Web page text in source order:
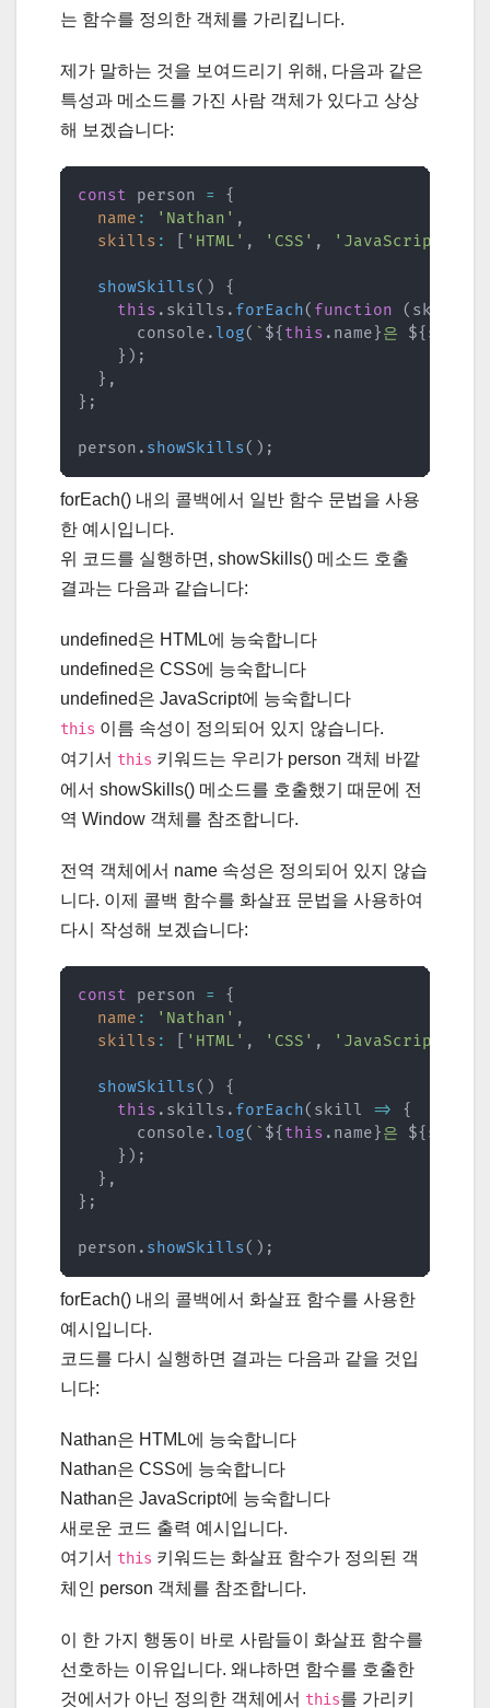
는 함수를 정의한 객체를 가리킵니다.
제가 말하는 것을 보여드리기 위해, 다음과 같은
특성과 메소드를 가진 사람 객체가 있다고 상상
해 보겠습니다:
const person =
{
name : 'Nathan' ,
skills : 'HTML' , 'CSS' , 'JavaScript'
showSkills( )
{
this . skills . forEach( function ( skill
      console
.log( ` ${ this . name }은 ${ skill
} ) ;
} ,
} ;
person . showSkills( ) ;
forEach() 내의 콜백에서 일반 함수 문법을 사용
한 예시입니다.
위 코드를 실행하면, showSkills() 메소드 호출
결과는 다음과 같습니다:
undefined은 HTML에 능숙합니다
undefined은 CSS에 능숙합니다
undefined은 JavaScript에 능숙합니다
this 이름 속성이 정의되어 있지 않습니다.
여기서 this 키워드는 우리가 person 객체 바깥
에서 showSkills() 메소드를 호출했기 때문에 전
역 Window 객체를 참조합니다.
전역 객체에서 name 속성은 정의되어 있지 않습
니다. 이제 콜백 함수를 화살표 문법을 사용하여
다시 작성해 보겠습니다:
const person =
{
name : 'Nathan' ,
skills : 'HTML' , 'CSS' , 'JavaScript'
showSkills( )
{
this . skills . forEach( skill =>
{
      console
.log( ` ${ this . name }은 ${ skill
} ) ;
} ,
} ;
person . showSkills( ) ;
forEach() 내의 콜백에서 화살표 함수를 사용한
예시입니다.
코드를 다시 실행하면 결과는 다음과 같을 것입
니다:
Nathan은 HTML에 능숙합니다
Nathan은 CSS에 능숙합니다
Nathan은 JavaScript에 능숙합니다
새로운 코드 출력 예시입니다.
여기서 this 키워드는 화살표 함수가 정의된 객
체인 person 객체를 참조합니다.
이 한 가지 행동이 바로 사람들이 화살표 함수를
선호하는 이유입니다. 왜냐하면 함수를 호출한
것에서가 아닌 정의한 객체에서 this를 가리키